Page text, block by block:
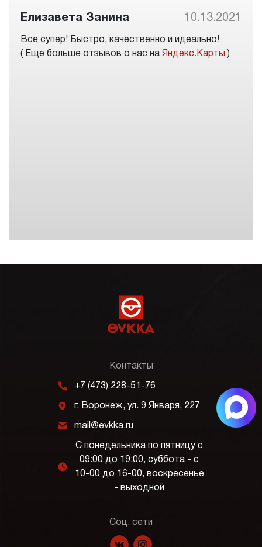
Елизавета Занина 10.13.2021
Все супер! Быстро, качественно и идеально!
( Еще больше отзывов о нас на Яндекс.Карты )
Контакты
m +7 (473) 228-51-76
j г. Воронеж, ул. 9 Января, 227
k mail@evkka.ru
l
С понедельника по пятницу с
09:00 до 19:00, суббота - с
10-00 до 16-00, воскресенье
- выходной
Соц. сети
f p